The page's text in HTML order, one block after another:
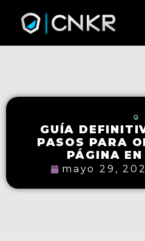
GUÍA
PASOS PARA
PÁGINA EN
mayo 29,